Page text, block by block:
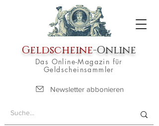
Geldscheine-Online
Das Online-Magazin für
Geldscheinsammler
Newsletter abbonieren